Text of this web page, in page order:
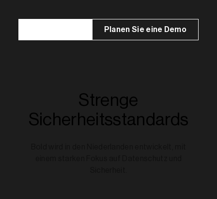
Planen Sie eine Demo
Strenge
Sicherheitsstandards